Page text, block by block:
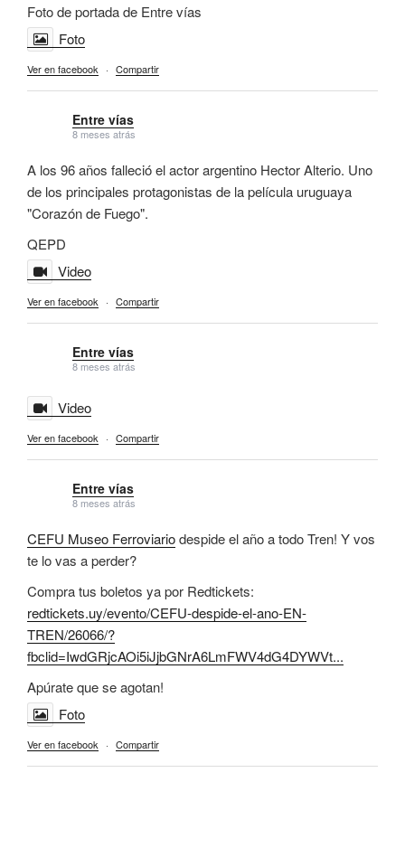
Foto de portada de Entre vías
Foto
Ver en facebook · Compartir
Entre vías
8 meses atrás
A los 96 años falleció el actor argentino Hector Alterio. Uno
de los principales protagonistas de la película uruguaya
"Corazón de Fuego".
QEPD
Video
Ver en facebook · Compartir
Entre vías
8 meses atrás
Video
Ver en facebook · Compartir
Entre vías
8 meses atrás
CEFU Museo Ferroviariodespide el año a todo Tren! Y vos
te lo vas a perder?
Compra tus boletos ya por Redtickets:
redtickets.uy/evento/CEFU-despide-el-ano-EN-
TREN/26066/?
fbclid=IwdGRjcAOi5iJjbGNrA6LmFWV4dG4DYWVt...
Apúrate que se agotan!
Foto
Ver en facebook · Compartir